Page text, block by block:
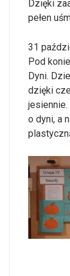
Dzięki
pełen
31
Pod
Dyni.
dzięki
o dyni, a